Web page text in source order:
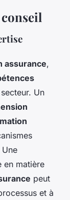
assurance,
Un
en matière
peut
et à